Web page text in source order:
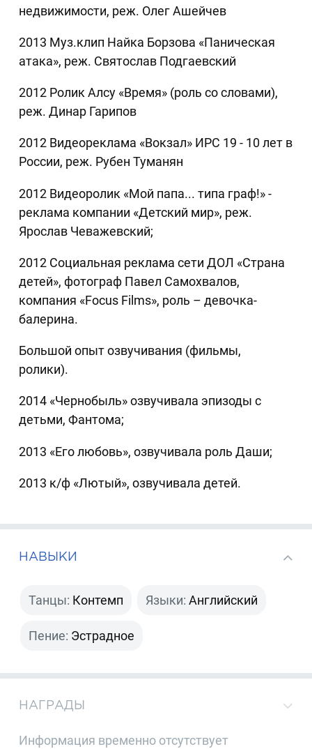
недвижимости, реж. Олег Ашейчев
2013 Муз.клип Найка Борзова «Паническая
атака», реж. Святослав Подгаевский
2012 Ролик Алсу «Время» (роль со словами),
реж. Динар Гарипов
2012 Видеореклама «Вокзал» ИРС 19 - 10 лет в
России, реж. Рубен Туманян
2012 Видеоролик «Мой папа... типа граф!» -
реклама компании «Детский мир», реж.
Ярослав Чеважевский;
2012 Социальная реклама сети ДОЛ «Страна
детей», фотограф Павел Самохвалов,
компания «Focus Films», роль – девочка-
балерина.
Большой опыт озвучивания (фильмы,
ролики).
2014 «Чернобыль» озвучивала эпизоды с
детьми, Фантома;
2013 «Его любовь», озвучивала роль Даши;
2013 к/ф «Лютый», озвучивала детей.
НАВЫКИ
Танцы: Контемп Языки: Английский
Пение: Эстрадное
НАГРАДЫ
Информация временно отсутствует